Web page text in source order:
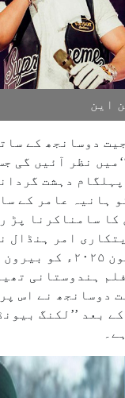
این
دوسانجھ کے
’’سردار جی ۳‘‘میں نظر
دہشت
ہانیہ عامر کے
سامناکرنا پڑ
ہدایتکاری امر
اور یہ فلم ۲۷؍ جون
ہندوستانی
دوسانجھ نے اس
بعد ’’لکنگ